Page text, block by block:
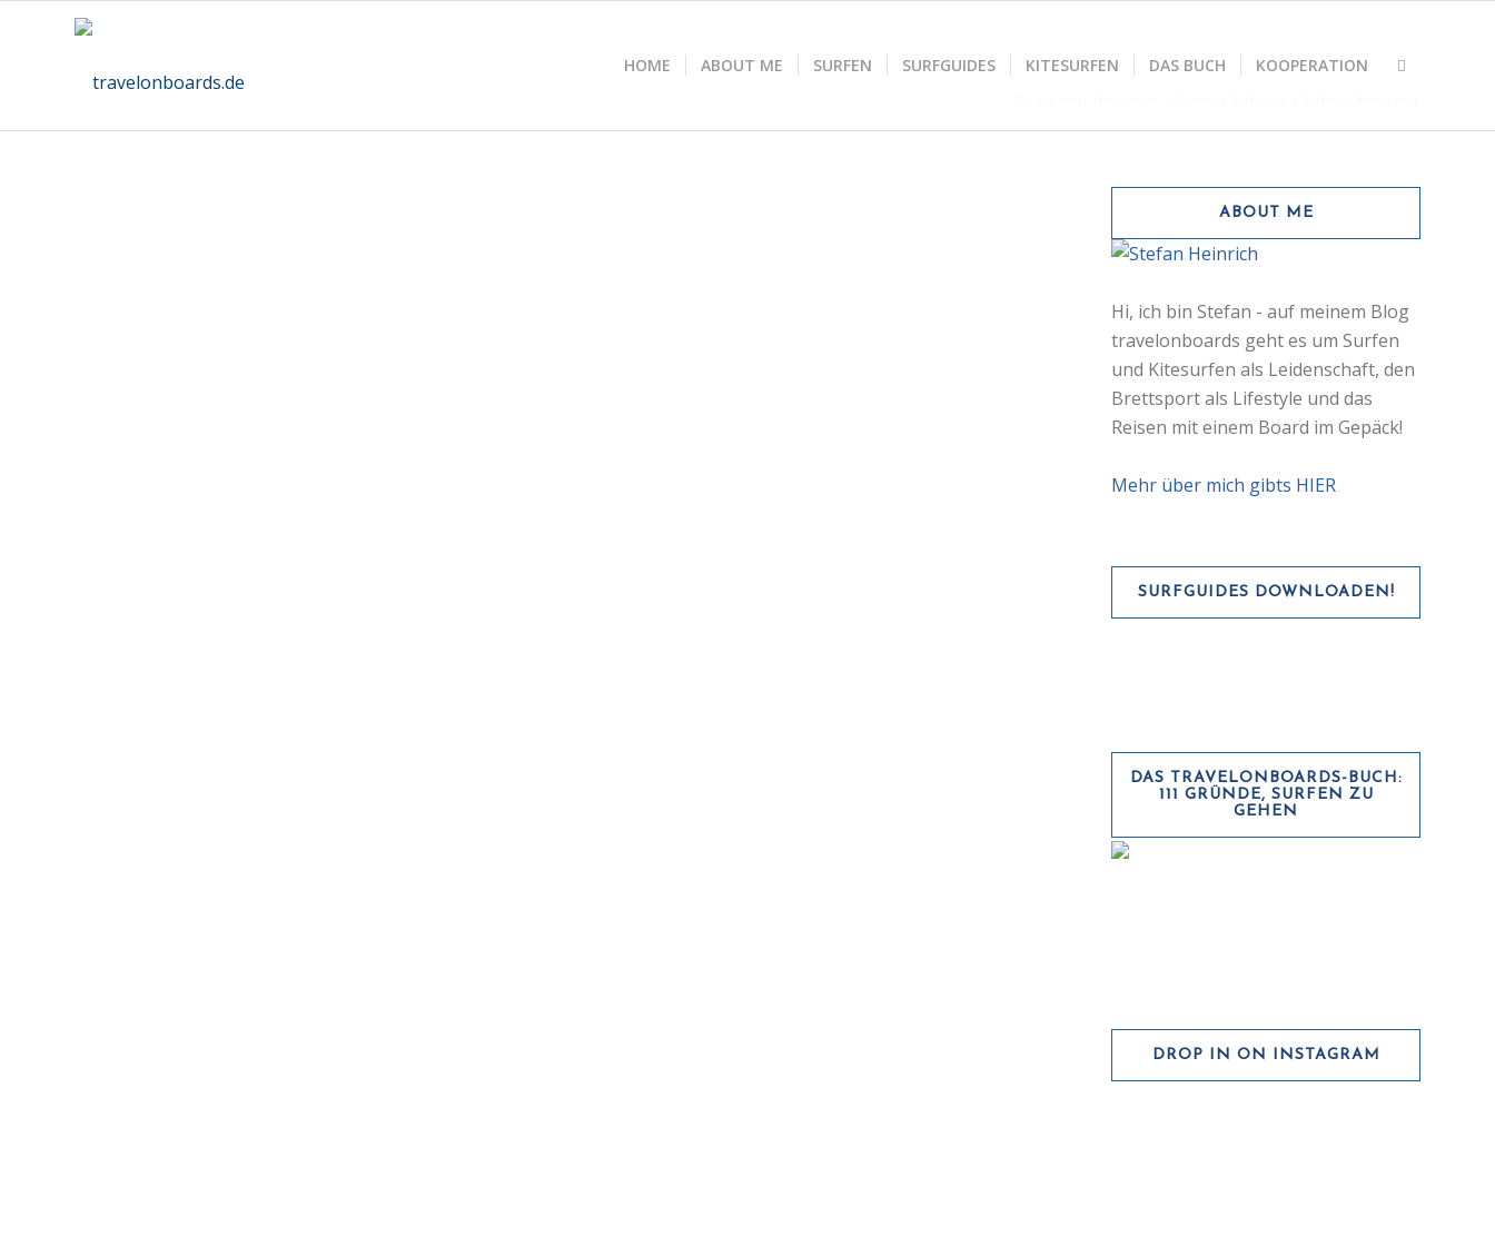
HOME ABOUT ME SURFEN SURFGUIDES KITESURFEN DAS BUCH KOOPERATION
ABOUT ME
Hi, ich bin Stefan - auf meinem Blog
travelonboards geht es um Surfen
und Kitesurfen als Leidenschaft, den
Brettsport als Lifestyle und das
Reisen mit einem Board im Gepäck!
Mehr über mich gibts HIER
SURFGUIDES DOWNLOADEN!
DAS TRAVELONBOARDS-BUCH:
111 GRÜNDE, SURFEN ZU
GEHEN
DROP IN ON INSTAGRAM